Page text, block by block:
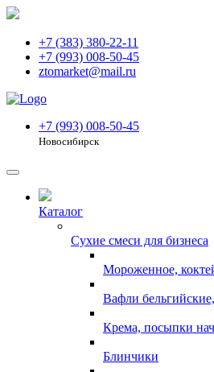
+7 (383) 380-22-11
+7 (993) 008-50-45
ztomarket@mail.ru
+7 (993) 008-50-45
Новосибирск
Каталог
Сухие смеси для бизнеса
Мороженное,
Вафли
Крема, посыпки
Блинчики